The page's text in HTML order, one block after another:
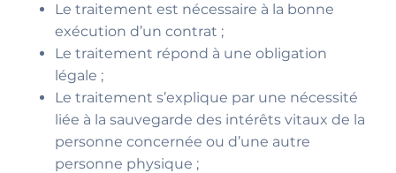
Le traitement est nécessaire à la bonne
exécution d’un contrat ;
Le traitement répond à une obligation
légale ;
Le traitement s’explique par une nécessité
liée à la sauvegarde des intérêts vitaux de la
personne concernée ou d’une autre
personne physique ;